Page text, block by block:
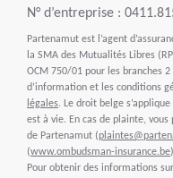
N° d’entreprise :
Partenamut est l’agent
la SMA des Mutualités Libres
OCM 750/01 pour les branches
d’information et les conditions
légales. Le droit belge
est à vie. En cas de plainte,
de Partenamut (
(www.ombudsman-insurance.be
Pour obtenir des informations